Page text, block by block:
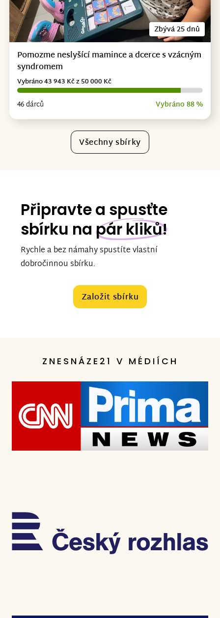
Zbývá 25 dnů
Pomozme neslyšící mamince a dcerce s vzácným
syndromem
46 dárců Vybráno 88 %
Vybráno 43 943 Kč z 50 000 Kč
Všechny sbírky
Připravte a spusťte
sbírku na pár kliků!
Rychle a bez námahy spustíte vlastní
dobročinnou sbírku.
Založit sbírku
ZNESNÁZE21 V MÉDIÍCH